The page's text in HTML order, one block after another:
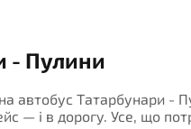
- Пулини
автобус Татарбунари
— і в дорогу. Усе, що